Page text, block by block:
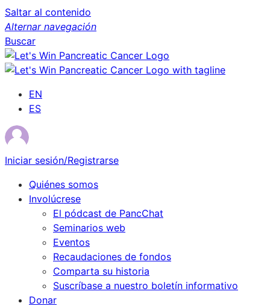
Saltar al contenido
Alternar navegación
Buscar
EN
ES
Iniciar sesión/Registrarse
Quiénes somos
Involúcrese
El pódcast de PancChat
Seminarios web
Eventos
Recaudaciones de fondos
Comparta su historia
Suscríbase a nuestro boletín informativo
Donar